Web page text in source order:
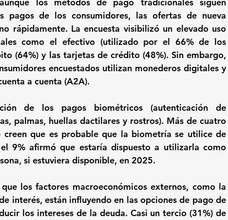
los métodos de pago tradicionales siguen
pagos de los consumidores, las ofertas de nueva
rápidamente. La encuesta visibilizó un elevado uso
como el efectivo (utilizado por el 66% de los
(64%) y las tarjetas de crédito (48%). Sin embargo,
encuestados utilizan monederos digitales y
a cuenta (A2A).
de los pagos biométricos (autenticación de
palmas, huellas dactilares y rostros). Más de cuatro
creen que es probable que la biometría se utilice de
9% afirmó que estaría dispuesto a utilizarla como
si estuviera disponible, en 2025.
los factores macroeconómicos externos, como la
interés, están influyendo en las opciones de pago de
los intereses de la deuda. Casi un tercio (31%) de